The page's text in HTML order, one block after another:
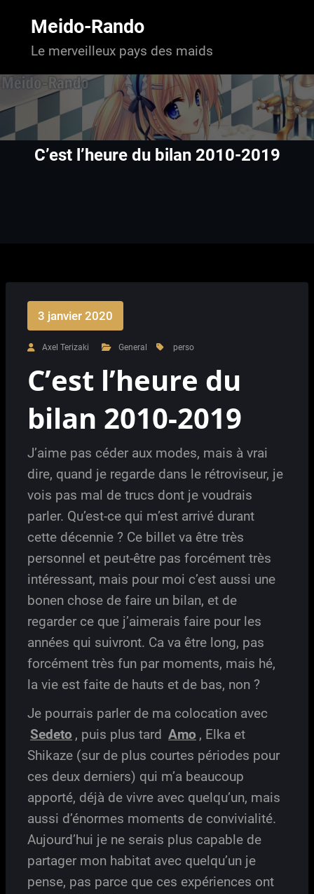
Meido-Rando
Le merveilleux pays des maids
C’est l’heure du bilan 2010-2019
3 janvier 2020
Axel Terizaki General perso
C’est l’heure du
bilan 2010-2019
J’aime pas céder aux modes, mais à vrai
dire, quand je regarde dans le rétroviseur, je
vois pas mal de trucs dont je voudrais
parler. Qu’est-ce qui m’est arrivé durant
cette décennie ? Ce billet va être très
personnel et peut-être pas forcément très
intéressant, mais pour moi c’est aussi une
bonen chose de faire un bilan, et de
regarder ce que j’aimerais faire pour les
années qui suivront. Ca va être long, pas
forcément très fun par moments, mais hé,
la vie est faite de hauts et de bas, non ?
Je pourrais parler de ma colocation avec
Sedeto , puis plus tard Amo , Elka et
Shikaze (sur de plus courtes périodes pour
ces deux derniers) qui m’a beaucoup
apporté, déjà de vivre avec quelqu’un, mais
aussi d’énormes moments de convivialité.
Aujourd’hui je ne serais plus capable de
partager mon habitat avec quelqu’un je
pense, pas parce que ces expériences ont